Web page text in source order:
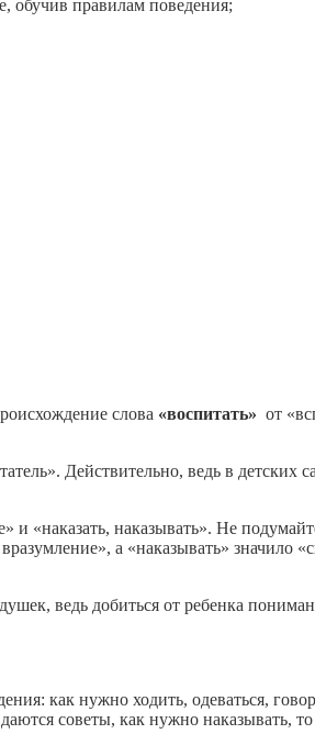
обучив правилам поведения;
слова «воспитать» от
Действительно, ведь в детских
и «наказать, наказывать». Не
а «наказывать» значило
ведь добиться от ребенка
как нужно ходить, одеваться,
советы, как нужно наказывать, то